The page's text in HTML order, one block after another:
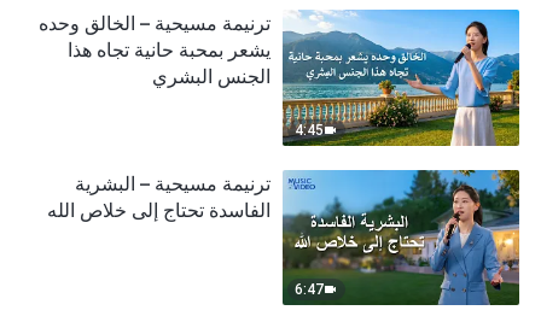
4:45
ترنيمة مسيحية – الخالق وحده
يشعر بمحبة حانية تجاه هذا
الجنس البشري
6:47
ترنيمة مسيحية – البشرية
الفاسدة تحتاج إلى خلاص الله